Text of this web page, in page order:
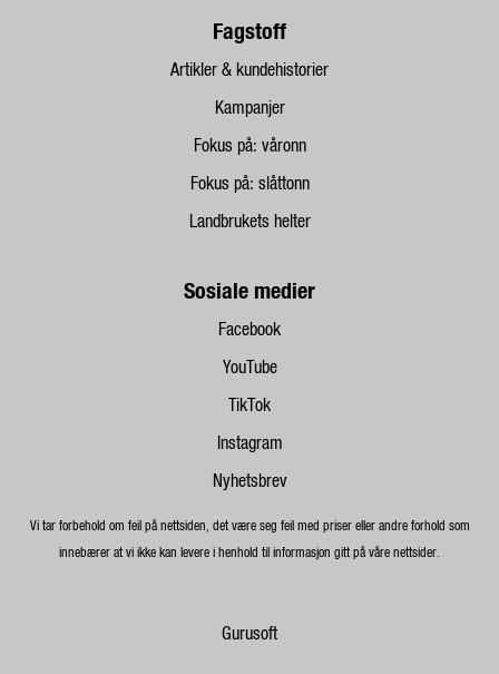
Fagstoff
Artikler & kundehistorier
Kampanjer
Fokus på: våronn
Fokus på: slåttonn
Landbrukets helter
Sosiale medier
Facebook
YouTube
TikTok
Instagram
Nyhetsbrev
Vi tar forbehold om feil på nettsiden, det være seg feil med priser eller andre forhold som
innebærer at vi ikke kan levere i henhold til informasjon gitt på våre nettsider.
Gurusoft